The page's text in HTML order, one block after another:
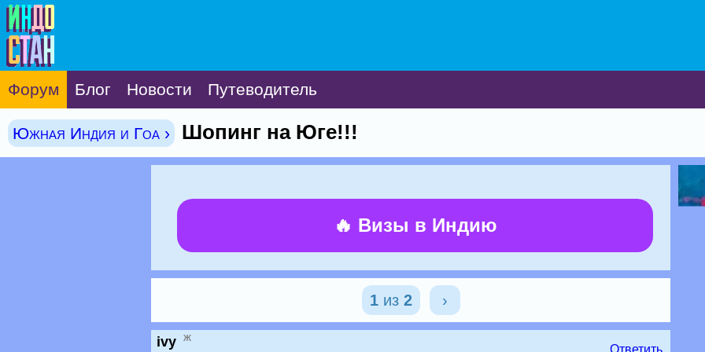
Форум Блог Новости Путеводитель
Южная Индия и Гоа › Шопинг на Юге!!!
🔥 Визы в Индию
1из 2 ›
ivy ж
Ответить